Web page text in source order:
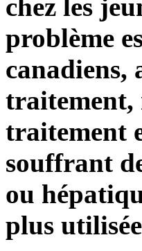
chez les
problème
canadiens,
traitement,
traitement
souffrant
ou
plus